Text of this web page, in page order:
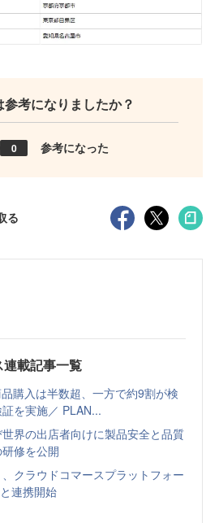
参考になりましたか？
0 参考になった
る
載記事一覧
品購入は半数超、一方で約9割が検
を実施／ PLAN...
界の出店者向けに製品安全と品質
修を公開
、クラウドコマースプラットフォー
連携開始